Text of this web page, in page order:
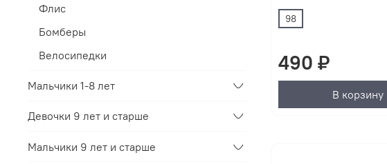
98
490 ₽
В корзину
Флис
Бомберы
Велосипедки
Мальчики 1-8 лет
Девочки 9 лет и старше
Мальчики 9 лет и старше